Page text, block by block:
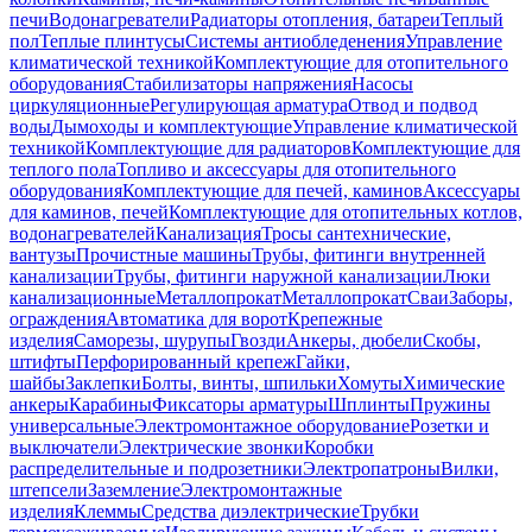
печиВодонагревателиРадиаторы отопления, батареиТеплый
полТеплые плинтусыСистемы антиобледененияУправление
климатической техникойКомплектующие для отопительного
оборудованияСтабилизаторы напряженияНасосы
циркуляционныеРегулирующая арматураОтвод и подвод
водыДымоходы и комплектующиеУправление климатической
техникойКомплектующие для радиаторовКомплектующие для
теплого полаТопливо и аксессуары для отопительного
оборудованияКомплектующие для печей, каминовАксессуары
для каминов, печейКомплектующие для отопительных котлов,
водонагревателейКанализацияТросы сантехнические,
вантузыПрочистные машиныТрубы, фитинги внутренней
канализацииТрубы, фитинги наружной канализацииЛюки
канализационныеМеталлопрокатМеталлопрокатСваиЗаборы,
огражденияАвтоматика для воротКрепежные
изделияСаморезы, шурупыГвоздиАнкеры, дюбелиСкобы,
штифтыПерфорированный крепежГайки,
шайбыЗаклепкиБолты, винты, шпилькиХомутыХимические
анкерыКарабиныФиксаторы арматурыШплинтыПружины
универсальныеЭлектромонтажное оборудованиеРозетки и
выключателиЭлектрические звонкиКоробки
распределительные и подрозетникиЭлектропатроныВилки,
штепселиЗаземлениеЭлектромонтажные
изделияКлеммыСредства диэлектрическиеТрубки